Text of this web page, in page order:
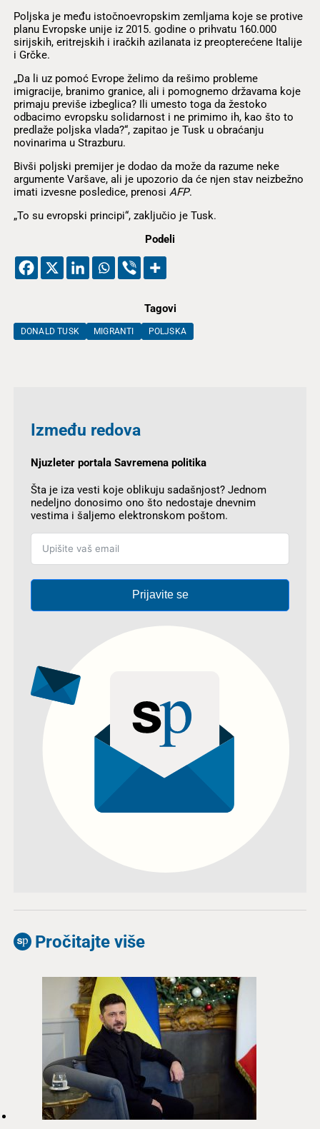
Poljska je među istočnoevropskim zemljama koje se protive
planu Evropske unije iz 2015. godine o prihvatu 160.000
sirijskih, eritrejskih i iračkih azilanata iz preopterećene Italije
i Grčke.
„Da li uz pomoć Evrope želimo da rešimo probleme
imigracije, branimo granice, ali i pomognemo državama koje
primaju previše izbeglica? Ili umesto toga da žestoko
odbacimo evropsku solidarnost i ne primimo ih, kao što to
predlaže poljska vlada?“, zapitao je Tusk u obraćanju
novinarima u Strazburu.
Bivši poljski premijer je dodao da može da razume neke
argumente Varšave, ali je upozorio da će njen stav neizbežno
imati izvesne posledice, prenosi AFP.
„To su evropski principi“, zaključio je Tusk.
Podeli
Tagovi
DONALD TUSK MIGRANTI POLJSKA
Između redova
Njuzleter portala Savremena politika
Šta je iza vesti koje oblikuju sadašnjost? Jednom
nedeljno donosimo ono što nedostaje dnevnim
vestima i šaljemo elektronskom poštom.
Prijavite se
Pročitajte više